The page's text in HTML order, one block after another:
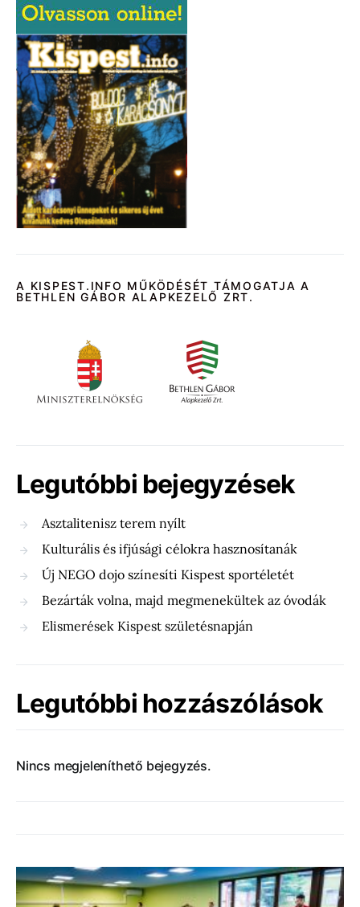
A KISPEST.INFO MŰKÖDÉSÉT TÁMOGATJA A
BETHLEN GÁBOR ALAPKEZELŐ ZRT.
Legutóbbi bejegyzések
Asztalitenisz terem nyílt
Kulturális és ifjúsági célokra hasznosítanák
Új NEGO dojo színesíti Kispest sportéletét
Bezárták volna, majd megmenekültek az óvodák
Elismerések Kispest születésnapján
Legutóbbi hozzászólások
Nincs megjeleníthető bejegyzés.